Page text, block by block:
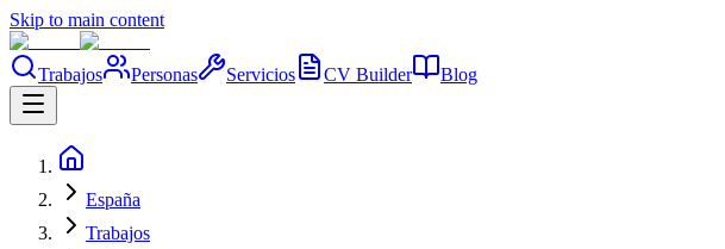
Skip to main content
Trabajos Personas Servicios CV Builder Blog
España
Trabajos